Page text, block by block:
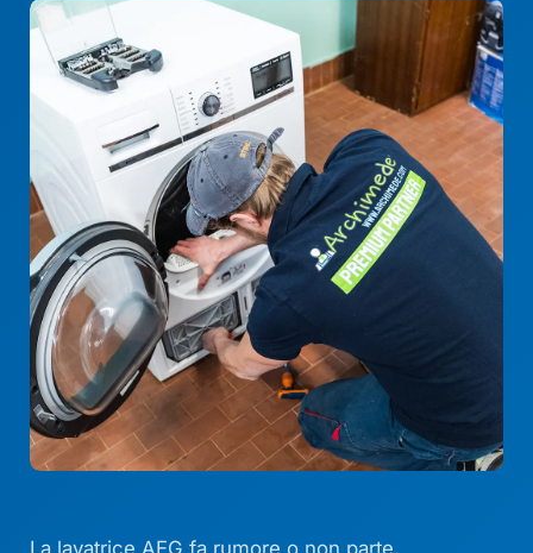
La lavatrice AEG fa rumore o non parte,